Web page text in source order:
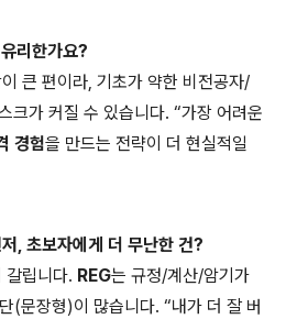
리한가요?
큰 편이라, 기초가 약한 비전공자/
크가 커질 수 있습니다. “가장 어려운
경험을 만드는 전략이 더 현실적일
, 초보자에게 더 무난한 건?
갈립니다. REG는 규정/계산/암기가
(문장형)이 많습니다. “내가 더 잘 버